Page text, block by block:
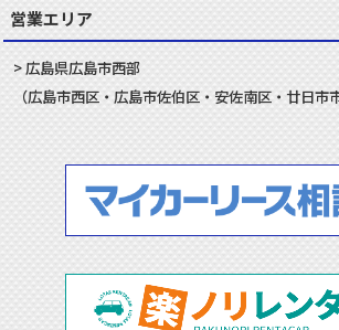
営業エリア
広島県広島市西部
（広島市西区・ 広島市佐伯区・ 安佐南区・ 廿日市